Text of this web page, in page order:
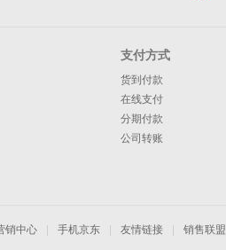
支付方式
货到付款
在线支付
分期付款
公司转账
销中心 手机京东 友情链接 销售联盟